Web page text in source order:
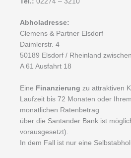
Abholadresse:
Clemens & Partner Elsdorf
Daimlerstr. 4
50189 Elsdorf / Rheinland
A 61 Ausfahrt 18
Eine Finanzierung zu attraktiven
Laufzeit bis 72 Monaten oder
monatlichen Ratenbetrag
über die Santander Bank ist
vorausgesetzt).
In dem Fall ist nur eine